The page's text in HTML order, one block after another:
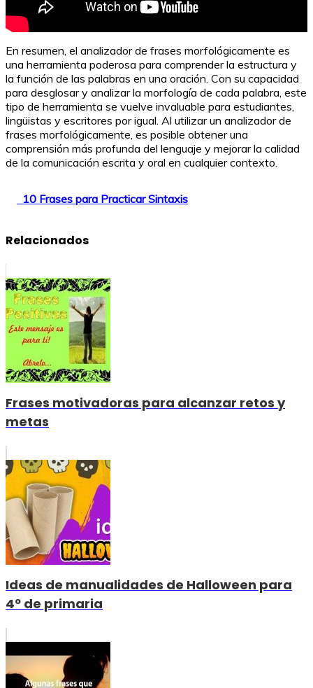
En resumen, el analizador de frases morfológicamente es
una herramienta poderosa para comprender la estructura y
la función de las palabras en una oración. Con su capacidad
para desglosar y analizar la morfología de cada palabra, este
tipo de herramienta se vuelve invaluable para estudiantes,
lingüistas y escritores por igual. Al utilizar un analizador de
frases morfológicamente, es posible obtener una
comprensión más profunda del lenguaje y mejorar la calidad
de la comunicación escrita y oral en cualquier contexto.
10 Frases para Practicar Sintaxis
Relacionados
Frases motivadoras para alcanzar retos y
metas
Ideas de manualidades de Halloween para
4º de primaria